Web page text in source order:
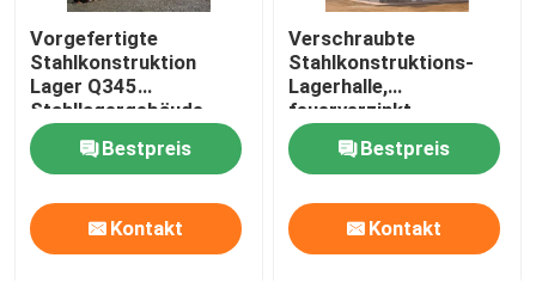
Vorgefertigte
Stahlkonstruktion
Lager Q345
Stahllagergebäude
Bestpreis
Kontakt
Verschraubte
Stahlkonstruktions-
Lagerhalle,
feuerverzinkt
Bestpreis
Kontakt